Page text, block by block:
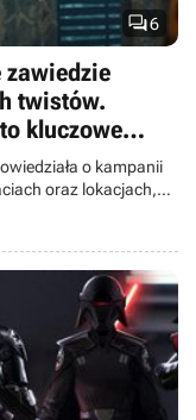
6
zawiedzie
twistów.
kluczowe
o kampanii
oraz lokacjach,